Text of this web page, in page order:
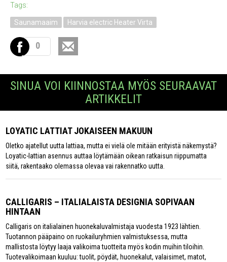
Tags:
Saunamaaim Harvia electric Heater Virta
0
SINUA VOI KIINNOSTAA MYÖS SEURAAVAT
ARTIKKELIT
LOYATIC LATTIAT JOKAISEEN MAKUUN
Oletko ajatellut uutta lattiaa, mutta ei vielä ole mitään erityistä näkemystä?
Loyatic-lattian asennus auttaa löytämään oikean ratkaisun riippumatta
siitä, rakentaako olemassa olevaa vai rakennatko uutta.
CALLIGARIS – ITALIALAISTA DESIGNIA SOPIVAAN
HINTAAN
Calligaris on italialainen huonekaluvalmistaja vuodesta 1923 lähtien.
Tuotannon pääpaino on ruokailuryhmien valmistuksessa, mutta
mallistosta löytyy laaja valikoima tuotteita myös kodin muihin tiloihin.
Tuotevalikoimaan kuuluu: tuolit, pöydät, huonekalut, valaisimet, matot,